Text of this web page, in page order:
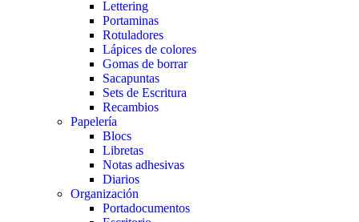
Lettering
Portaminas
Rotuladores
Lápices de colores
Gomas de borrar
Sacapuntas
Sets de Escritura
Recambios
Papelería
Blocs
Libretas
Notas adhesivas
Diarios
Organización
Portadocumentos